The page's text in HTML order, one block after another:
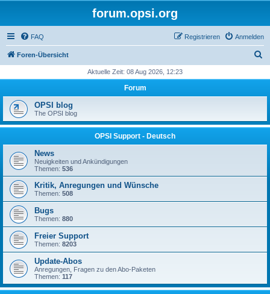
forum.opsi.org
FAQ Anmelden
Registrieren
Foren-Übersicht
h
Aktuelle Zeit: 08 Aug 2026, 12:23
Forum
OPSI blog
The OPSI blog
OPSI Support - Deutsch
News
Neuigkeiten und Ankündigungen
Themen: 536
Kritik, Anregungen und Wünsche
Themen: 508
Bugs
Themen: 880
Freier Support
Themen: 8203
Update-Abos
Anregungen, Fragen zu den Abo-Paketen
Themen: 117